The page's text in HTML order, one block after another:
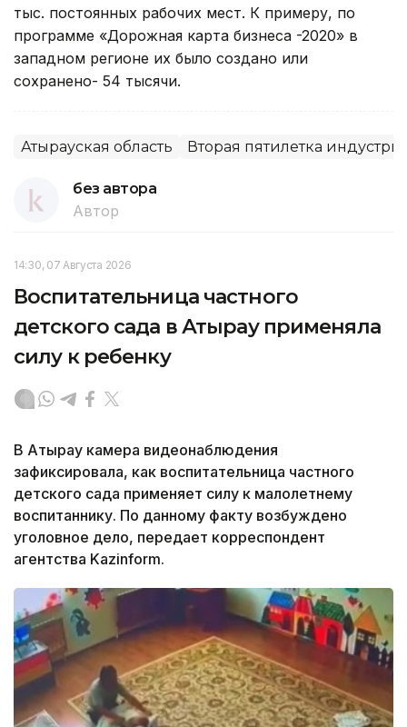
тыс. постоянных рабочих мест. К примеру, по
программе «Дорожная карта бизнеса -2020» в
западном регионе их было создано или
сохранено- 54 тысячи.
Атырауская область Вторая пятилетка
без автора
Автор
14:30, 07 Августа 2026
Воспитательница частного
детского сада в Атырау применяла
силу к ребенку
В Атырау камера видеонаблюдения
зафиксировала, как воспитательница частного
детского сада применяет силу к малолетнему
воспитаннику. По данному факту возбуждено
уголовное дело, передает корреспондент
агентства Kazinform.